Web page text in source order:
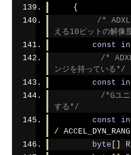
{
/*
える10ビットの解像
const
/*
ンジを持っている*/
const
/*Gユ
する*/
const
/
byte